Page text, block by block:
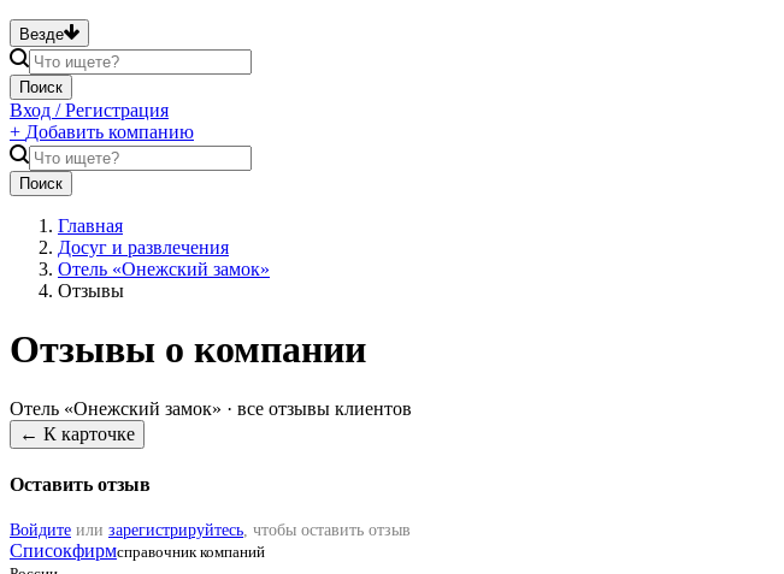
Везде
Поиск
Вход / Регистрация
+ Добавить компанию
Поиск
Главная
Досуг и развлечения
Отель «Онежский замок»
Отзывы
Отзывы о компании
Отель «Онежский замок» · все отзывы клиентов
← К карточке
Оставить отзыв
Войдите или зарегистрируйтесь, чтобы оставить отзыв
Списокфирмсправочник компаний